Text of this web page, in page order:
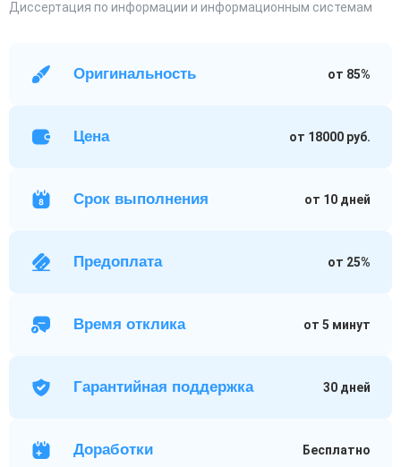
Диссертация по информации и информационным системам
Оригинальность от 85%
Цена от 18000 руб.
Срок выполнения от 10 дней
Предоплата от 25%
Время отклика от 5 минут
Гарантийная поддержка 30 дней
Доработки Бесплатно